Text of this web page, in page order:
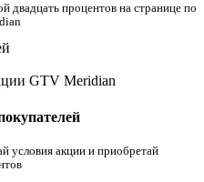
двадцать процентов на странице по
условия акции и приобретай